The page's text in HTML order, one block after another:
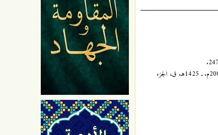
الصحيح من سيرة النبي الأعظم (صلى الله عليه و آله)، سماحة العلامة المحقق السيد جعفر مرتضى العاملي، المركز الإسلامي للدراسات، الطبعة الخامسة، 2005م. ـ 1425هـ. ق، الجزء